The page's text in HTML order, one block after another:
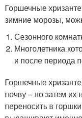
Горшечные
зимние морозы,
Сезонного
Многолетника
и после периода
Горшечные
почву – но затем их
переносить в